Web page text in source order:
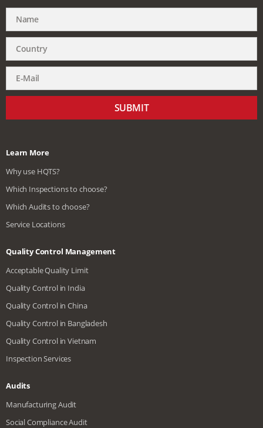
SUBMIT
Learn More
Why use HQTS?
Which Inspections to choose?
Which Audits to choose?
Service Locations
Quality Control Management
Acceptable Quality Limit
Quality Control in India
Quality Control in China
Quality Control in Bangladesh
Quality Control in Vietnam
Inspection Services
Audits
Manufacturing Audit
Social Compliance Audit